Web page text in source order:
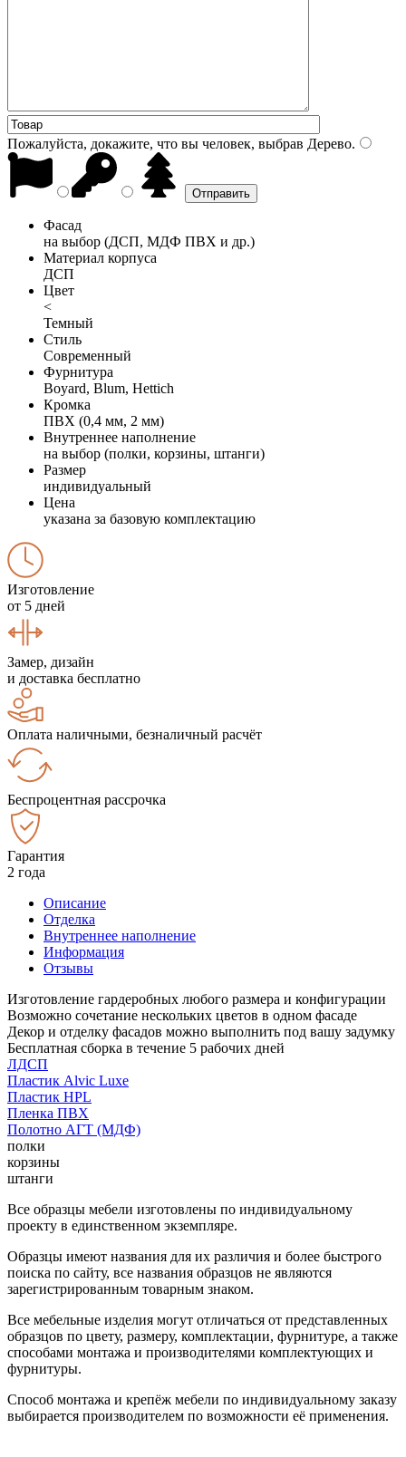
Пожалуйста, докажите, что вы человек, выбрав Дерево.
Фасад
на выбор (ДСП, МДФ ПВХ и др.)
Материал корпуса
ДСП
Цвет
<
Темный
Стиль
Современный
Фурнитура
Boyard, Blum, Hettich
Кромка
ПВХ (0,4 мм, 2 мм)
Внутреннее наполнение
на выбор (полки, корзины, штанги)
Размер
индивидуальный
Цена
указана за базовую комплектацию
Изготовление
от 5 дней
Замер, дизайн
и доставка бесплатно
Оплата наличными, безналичный расчёт
Беспроцентная рассрочка
Гарантия
2 года
Описание
Отделка
Внутреннее наполнение
Информация
Отзывы
Изготовление гардеробных любого размера и конфигурации
Возможно сочетание нескольких цветов в одном фасаде
Декор и отделку фасадов можно выполнить под вашу задумку
Бесплатная сборка в течение 5 рабочих дней
ЛДСП
Пластик Alvic Luxe
Пластик HPL
Пленка ПВХ
Полотно АГТ (МДФ)
полки
корзины
штанги
Все образцы мебели изготовлены по индивидуальному
проекту в единственном экземпляре.
Образцы имеют названия для их различия и более быстрого
поиска по сайту, все названия образцов не являются
зарегистрированным товарным знаком.
Все мебельные изделия могут отличаться от представленных
образцов по цвету, размеру, комплектации, фурнитуре, а также
способами монтажа и производителями комплектующих и
фурнитуры.
Способ монтажа и крепёж мебели по индивидуальному заказу
выбирается производителем по возможности её применения.